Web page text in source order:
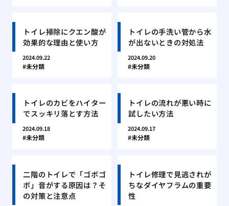
トイレ掃除にクエン酸が
効果的な理由と使い方
2024.09.22
未分類
トイレの手洗い管から水
が出ないときの対処法
2024.09.20
未分類
トイレのカビをハイター
でスッキリ落とす方法
2024.09.18
未分類
トイレの流れが悪い時に
試したい方法
2024.09.17
未分類
二階のトイレで「ゴボゴ
ボ」音がする原因は？そ
の対策と注意点
トイレ修理で見逃されが
ちなダイヤフラムの重要
性